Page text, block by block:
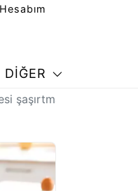
Hesabım
DIĞER
şaşırtmak için